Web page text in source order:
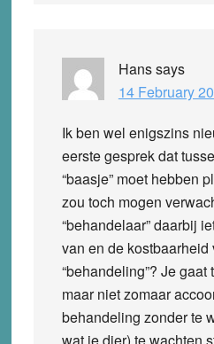
Hanssays
14 February
Ik ben wel enigszins
eerste gesprek dat
“baasje” moet hebben
zou toch mogen
“behandelaar” daarbij
van en de kostbaarheid
“behandeling”? Je
maar niet zomaar
behandeling zonder te